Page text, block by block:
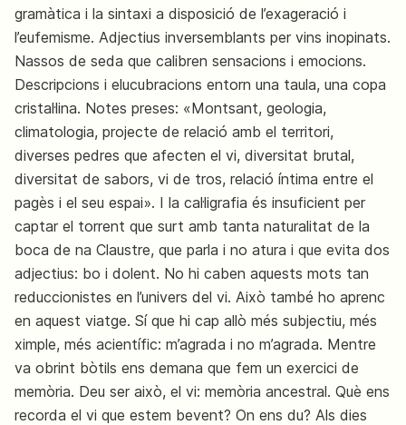
gramàtica i la sintaxi a disposició de l’exageració i
l’eufemisme. Adjectius inversemblants per vins inopinats.
Nassos de seda que calibren sensacions i emocions.
Descripcions i elucubracions entorn una taula, una copa
cristal·lina. Notes preses: «Montsant, geologia,
climatologia, projecte de relació amb el territori,
diverses pedres que afecten el vi, diversitat brutal,
diversitat de sabors, vi de tros, relació íntima entre el
pagès i el seu espai». I la cal·ligrafia és insuficient per
captar el torrent que surt amb tanta naturalitat de la
boca de na Claustre, que parla i no atura i que evita dos
adjectius: bo i dolent. No hi caben aquests mots tan
reduccionistes en l’univers del vi. Això també ho aprenc
en aquest viatge. Sí que hi cap allò més subjectiu, més
ximple, més acientífic: m’agrada i no m’agrada. Mentre
va obrint bòtils ens demana que fem un exercici de
memòria. Deu ser això, el vi: memòria ancestral. Què ens
recorda el vi que estem bevent? On ens du? Als dies